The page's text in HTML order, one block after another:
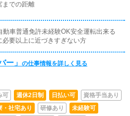
までの距離
動車普通免許未経験OK安全運転出来る
必要以上に近づきすぎない方
ー」 の仕事情報を詳しく見る
可 週休2日制 日払い可
資格手当あり
・社宅あり 研修あり
未経験可